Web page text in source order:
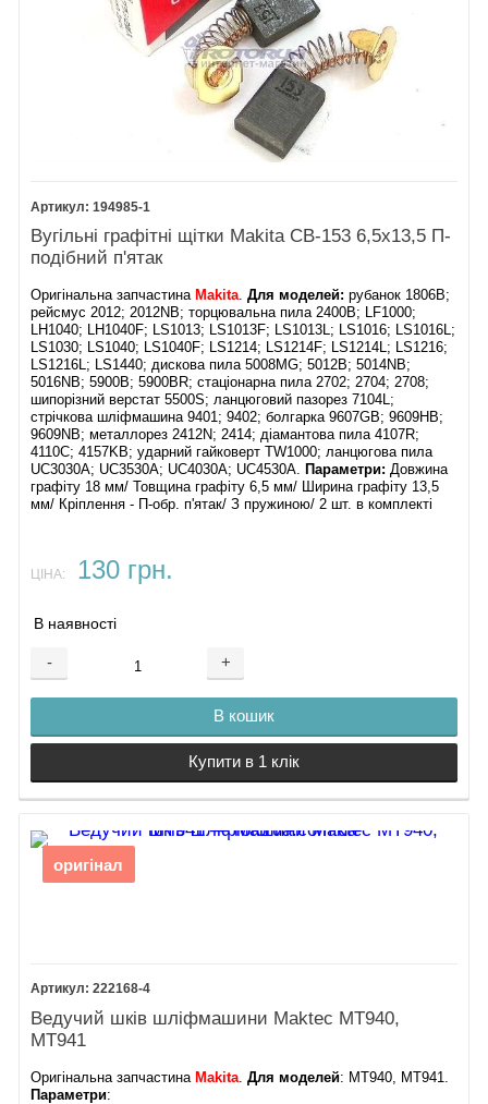
194985-1
Вугільні графітні щітки Makita CB-153 6,5х13,5 П-
подібний п'ятак
Оригінальна запчастина Makita .Для моделей: рубанок 1806B;
рейсмус 2012; 2012NB; торцювальна пила 2400B; LF1000;
LH1040; LH1040F; LS1013; LS1013F; LS1013L; LS1016; LS1016L;
LS1030; LS1040; LS1040F; LS1214; LS1214F; LS1214L; LS1216;
LS1216L; LS1440; дискова пила 5008MG; 5012B; 5014NB;
5016NB; 5900B; 5900BR; стаціонарна пила 2702; 2704; 2708;
шипорізний верстат 5500S; ланцюговий пазорез 7104L;
стрічкова шліфмашина 9401; 9402; болгарка 9607GB; 9609HB;
9609NB; металлорез 2412N; 2414; діамантова пила 4107R;
4110C; 4157KB; ударний гайковерт TW1000; ланцюгова пила
UC3030A; UC3530A; UC4030A; UC4530A.
Параметри: Довжина
графіту 18 мм/ Товщина графіту 6,5 мм/ Ширина графіту 13,5
мм/ Кріплення - П-обр. п'ятак/ З пружиною/ 2 шт. в комплекті
ЦІНА: 130 грн.
В наявності
- +
В кошик
Купити в 1 клік
оригінал
222168-4
Ведучий шків шліфмашини Maktec MT940,
MT941
Оригінальна запчастина Makita .Для моделей: MT940, MT941.
Параметри: